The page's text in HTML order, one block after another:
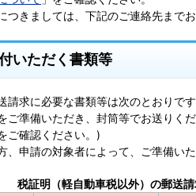
つきましては、下記のご連絡先まで
いただく書類等
請求に必要な書類等は次のとおりです
ご準備いただき、封筒等でお送りく
ご確認ください。)
、申請の対象者によって、ご準備い
税証明（軽自動車税以外）の郵送